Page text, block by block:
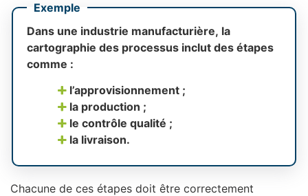
Exemple
Dans une industrie manufacturière, la
cartographie des processus inclut des étapes
comme :
l’approvisionnement ;
la production ;
le contrôle qualité ;
la livraison.
Chacune de ces étapes doit être correctement